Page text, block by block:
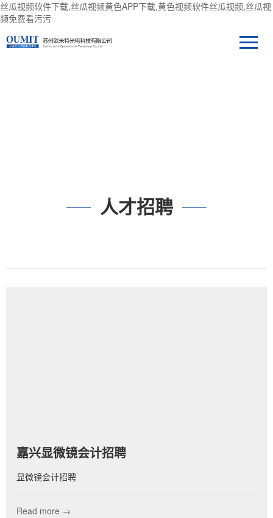
丝瓜视频软件下载,丝瓜视频黄色APP下载,黄色视频软件丝瓜视频,丝瓜视
频免费看污污
人才招聘
嘉兴显微镜会计招聘
显微镜会计招聘
Read more →